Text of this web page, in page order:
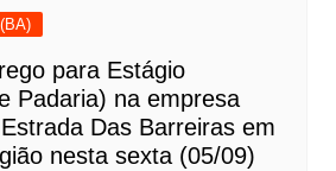
para Estágio
Padaria) na empresa
Das Barreiras em
nesta sexta (05/09)